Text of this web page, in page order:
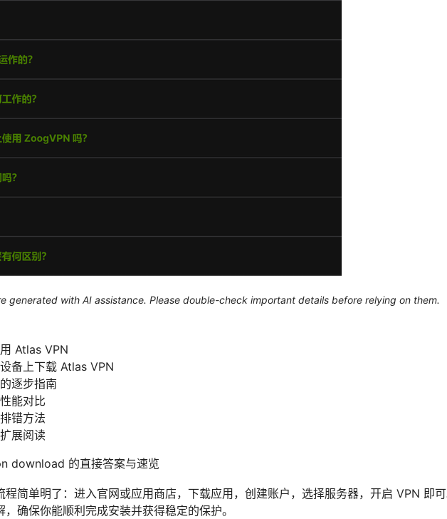
generated with AI assistance. Please double-check important details before relying on them.
Atlas VPN
备上下载 Atlas VPN
逐步指南
能对比
错方法
展阅读
download 的直接答案与速览
简单明了：进入官网或应用商店，下载应用，创建账户，选择服务器，开启 VPN 即
确保你能顺利完成安装并获得稳定的保护。